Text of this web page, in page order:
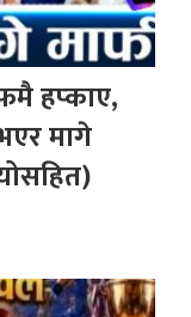
हप्काए,
मागे